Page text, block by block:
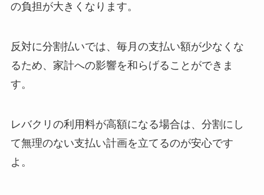
の負担が大きくなります。
反対に分割払いでは、毎月の支払い額が少なくな
るため、家計への影響を和らげることができま
す。
レバクリの利用料が高額になる場合は、分割にし
て無理のない支払い計画を立てるのが安心です
よ。